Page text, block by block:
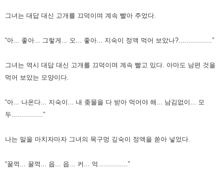
그녀는 대답 대신 고개를 끄덕이며 계속 빨아 주었다.
“아... 좋아... 그렇게... 오... 좋아... 지숙이 정액 먹어 보았나?.................”
그녀는 역시 대답 대신 고개를 끄덕이며 계속 빨고 있다. 아마도 남편 것을
먹어 보았는 모양이다.
“아... 나온다... 지숙이... 내 좆물을 다 받아 먹어야 해... 남김없이... 모
두................”
나는 말을 마치자마자 그녀의 목구멍 깊숙이 정액을 쏟아 넣었다.
“꿀꺽... 꿀꺽... 읍... 읍... 커... 억...............”